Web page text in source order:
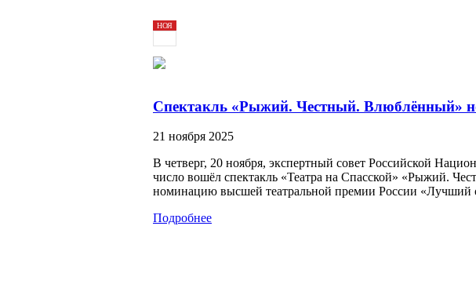
НОЯ
Спектакль «Рыжий. Честный. Влюблённый»
21 ноября 2025
В четверг, 20 ноября, экспертный совет Российской
число вошёл спектакль «Театра на Спасской» «Рыжий.
номинацию высшей театральной премии России «Лучший
Подробнее